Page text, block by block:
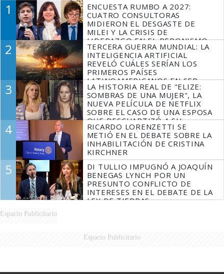
1
ENCUESTA RUMBO A 2027:
CUATRO CONSULTORAS
MIDIERON EL DESGASTE DE
MILEI Y LA CRISIS DE
LIDERAZGO EN EL PERONISMO
2
TERCERA GUERRA MUNDIAL: LA
INTELIGENCIA ARTIFICIAL
REVELÓ CUÁLES SERÍAN LOS
PRIMEROS PAÍSES
LATINOAMERICANOS EN SER
DERROTADOS
3
LA HISTORIA REAL DE "ELIZE:
SOMBRAS DE UNA MUJER", LA
NUEVA PELÍCULA DE NETFLIX
SOBRE EL CASO DE UNA ESPOSA
QUE DESCUARTIZÓ A SU
MARIDO
4
RICARDO LORENZETTI SE
METIÓ EN EL DEBATE SOBRE LA
INHABILITACIÓN DE CRISTINA
KIRCHNER
5
DI TULLIO IMPUGNÓ A JOAQUÍN
BENEGAS LYNCH POR UN
PRESUNTO CONFLICTO DE
INTERESES EN EL DEBATE DE LA
LEY DE TIERRAS
Espacio Publicitario
Espacio Publicitario